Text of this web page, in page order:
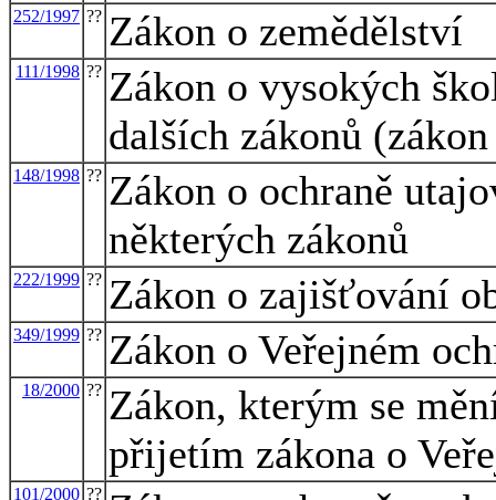
252/1997 ?? Zákon o zemědělství
111/1998 ?? Zákon o vysokých
dalších zákonů
148/1998 ?? Zákon o ochraně
některých zákonů
222/1999 ?? Zákon o zajišťování
349/1999 ?? Zákon o Veřejném
18/2000 ?? Zákon, kterým se
přijetím zákona o
101/2000 ??